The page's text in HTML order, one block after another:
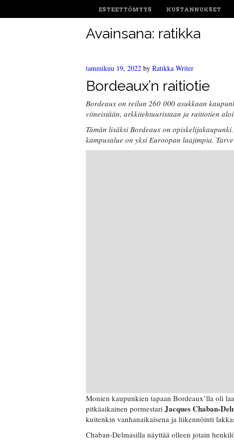
ESTEETTÖMYYS KUSTANNUKSET
Avainsana: ratikka
tammikuu 19, 2022 by Ratikka Writer
Bordeaux’n raitiotie
Bordeaux on reilun 260 000 asukkaan
viineistään, arkkitehtuuristaan ja raitiotien
Tämän lisäksi Bordeaux on
kampusalue on yksi Euroopan laajimpia.
Monien kaupunkien tapaan Bordeaux’lla oli
pitkäaikainen pormestari Jacques Chaban-
kuitenkin vanhanaikaisena ja liikennöinti
Chaban-Delmasilla näyttää olleen jotain